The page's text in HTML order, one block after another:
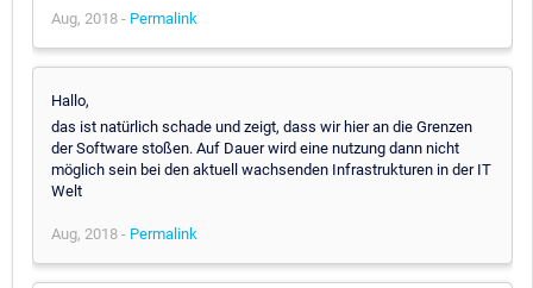
Aug, 2018 - Permalink
Hallo,
das ist natürlich schade und zeigt, dass wir hier an die Grenzen
der Software stoßen. Auf Dauer wird eine nutzung dann nicht
möglich sein bei den aktuell wachsenden Infrastrukturen in der IT
Welt
Aug, 2018 - Permalink